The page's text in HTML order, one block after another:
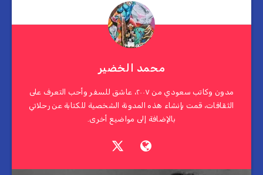
محمد الخضير
مدون وكاتب سعودي من ٢٠٠٧، عاشق للسفر وأحب التعرف على
الثقافات، قمت بإنشاء هذه المدونة الشخصية للكتابة عن رحلاتي
بالإضافة إلى مواضيع أخرى.